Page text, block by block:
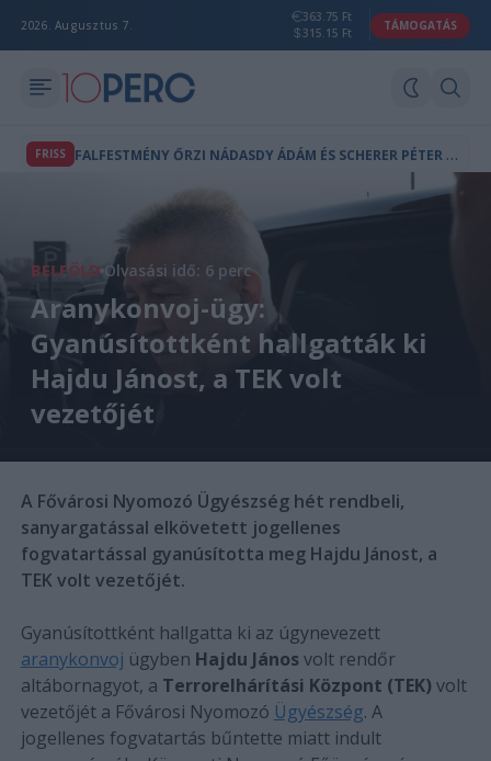
2026. Augusztus 7.
363.75 Ft
315.15 Ft
TÁMOGATÁS
FRISS F
ALFESTMÉNY ŐRZI NÁDASDY ÁDÁM ÉS SCHERER PÉTER EMLÉKÉT AZ ÖRDÖGKATLANON
BELFÖLD Olvasási idő: 6 perc
Aranykonvoj-ügy:
Gyanúsítottként hallgatták ki
Hajdu Jánost, a TEK volt
vezetőjét
A Fővárosi Nyomozó Ügyészség hét rendbeli,
sanyargatással elkövetett jogellenes
fogvatartással gyanúsította meg Hajdu Jánost, a
TEK volt vezetőjét.
Gyanúsítottként hallgatta ki az úgynevezett
aranykonvoj ügyben Hajdu Jánosvolt rendőr
altábornagyot, a Terrorelhárítási Központ (TEK) volt
vezetőjét a Fővárosi Nyomozó Ügyészség. A
jogellenes fogvatartás bűntette miatt indult